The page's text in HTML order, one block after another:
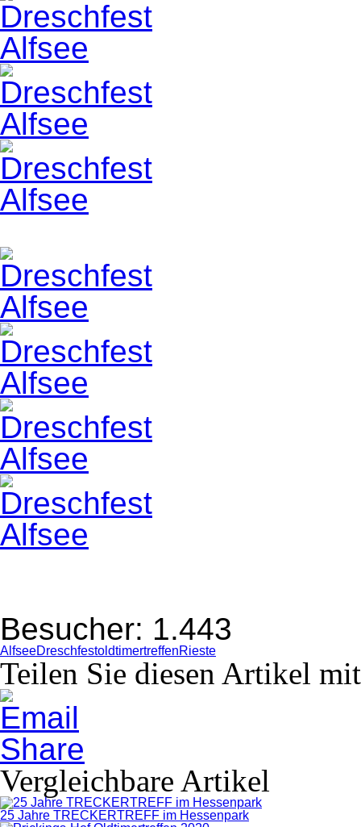
Besucher: 1.443
AlfseeDreschfestoldtimertreffenRieste
Teilen Sie diesen Artikel
Vergleichbare Artikel
25 Jahre TRECKERTREFF im Hessenpark